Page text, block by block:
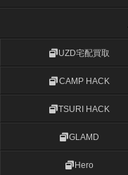
UZD宅配買取
CAMP HACK
TSURI HACK
GLAMD
Hero